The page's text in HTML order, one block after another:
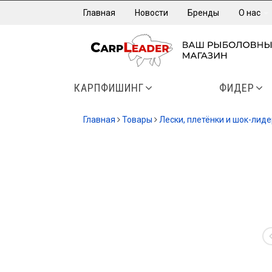
Главная Новости Бренды О нас
КАРПФИШИНГ ФИДЕР
Главная Товары Лески, плетёнки и шок-